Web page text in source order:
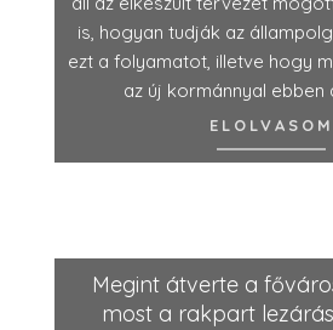
is, hogyan tudják az
ezt a folyamatot, illetve hogy
az új kormánnyal ebben
ELOLVASOM
Megint átverte a
most a rakpart